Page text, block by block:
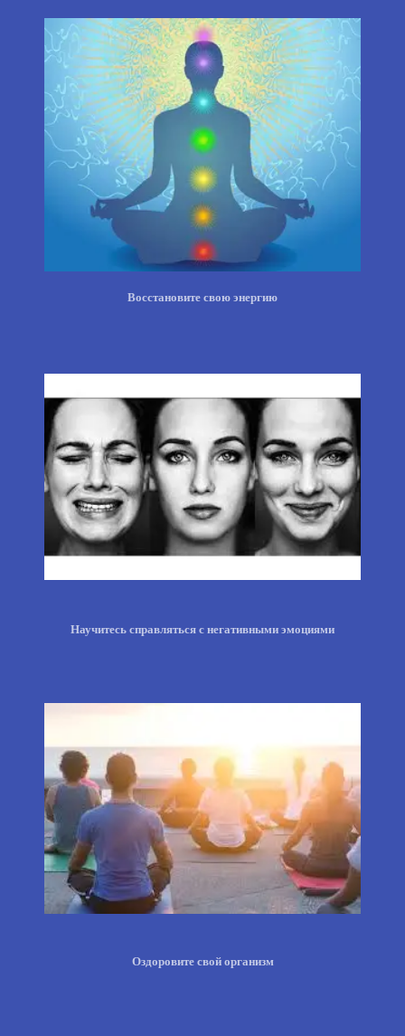
Восстановите свою энергию
Научитесь справляться с негативными эмоциями
Оздоровите свой организм